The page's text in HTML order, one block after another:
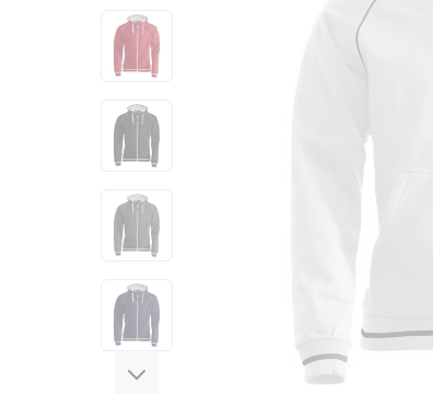
View larger image
View larger image
View larger image
View larger image
View larger image